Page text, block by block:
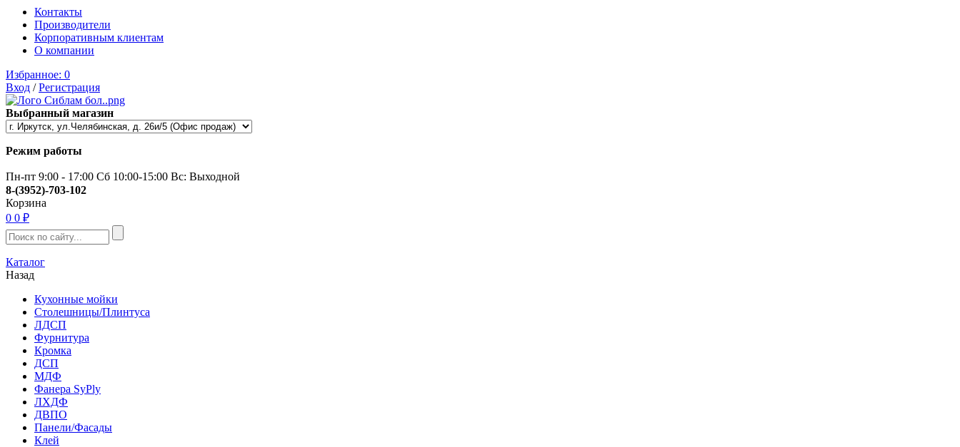
Контакты
Производители
Корпоративным клиентам
О компании
Избранное: 0
Вход /Регистрация
Выбранный магазин
Режим работы
Пн-пт 9:00 - 17:00 Сб 10:00-15:00 Вс: Выходной
8-(3952)-703-102
Корзина
0 0 ₽
Каталог
Назад
Кухонные мойки
Столешницы/Плинтуса
ЛДСП
Фурнитура
Кромка
ДСП
МДФ
Фанера SyPly
ЛХДФ
ДВПО
Панели/Фасады
Клей